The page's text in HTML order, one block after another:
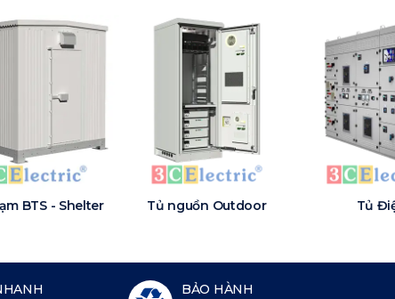
BTS - Shelter Tủ nguồn Outdoor Tủ
BẢO HÀNH